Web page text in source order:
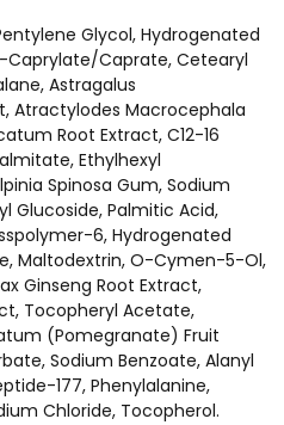
Glycol, Hydrogenated
Caprylate/Caprate, Cetearyl
Astragalus
Atractylodes Macrocephala
Root Extract, C12-16
Ethylhexyl
Spinosa Gum, Sodium
Glucoside, Palmitic Acid,
6, Hydrogenated
Maltodextrin, O-Cymen-5-Ol,
Ginseng Root Extract,
Tocopheryl Acetate,
(Pomegranate) Fruit
Sodium Benzoate, Alanyl
177, Phenylalanine,
Chloride, Tocopherol.